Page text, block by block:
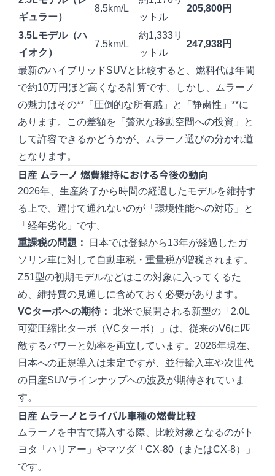
ギュラー）
8.5km/L
ットル
205,800円
3.5Lモデル（ハ
イオク）
7.5km/L
約1,333リ
ットル
247,938円
最新のハイブリッドSUVと比較すると、燃料代は年間
で約10万円ほど高くなる計算です。しかし、ムラーノ
の魅力はその**「圧倒的な所有感」と「静粛性」**に
あります。この差額を「贅沢な移動空間への投資」と
して許容できるかどうかが、ムラーノ選びの分かれ道
となります。
日産 ムラーノ 燃費維持における今後の動向
2026年、生産終了から時間の経過したモデルを維持す
る上で、避けて通れないのが「環境性能への対応」と
「経年劣化」です。
重課税の問題：
日本では登録から13年が経過したガ
ソリン車に対して自動車税・重量税が増税されます。
Z51型の初期モデルなどはこの対象に入ってくるた
め、維持費の見通しに含めておく必要があります。
VCターボへの期待： 北米で展開される新型の「2.0L
可変圧縮比ターボ（VCターボ）」は、従来のV6に匹
敵するパワーと効率を両立しています。2026年現在、
日本への正規導入は未定ですが、並行輸入車や次世代
の日産SUVラインナップへの波及が期待されていま
す。
日産 ムラーノとライバル車種の燃費比較
ムラーノを中古で購入する際、比較対象となるのがト
ヨタ「ハリアー」やマツダ「CX-80（またはCX-8）」
です。